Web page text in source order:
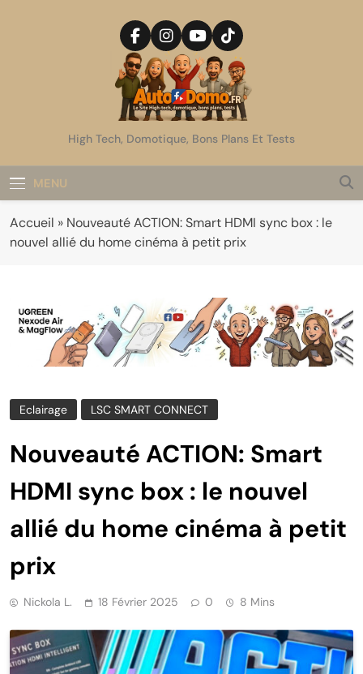
AutoDomo
High Tech, Domotique, Bons Plans Et Tests
MENU
Accueil » Nouveauté ACTION: Smart HDMI sync box : le
nouvel allié du home cinéma à petit prix
Eclairage LSC SMART CONNECT
Nouveauté ACTION: Smart
HDMI sync box : le nouvel
allié du home cinéma à petit
prix
Nickola L. 18 Février 2025 0 8 Mins